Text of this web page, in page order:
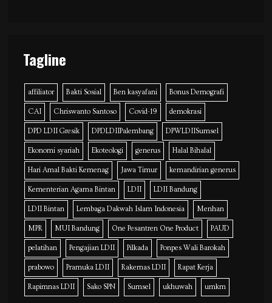
Tagline
affiliator Bakti Sosial Ben kasyafani Bonus Demografi
CAI Chriswanto Santoso Covid-19 demokrasi
DPD LDII Gresik DPDLDIIPalembang DPWLDIISumsel
Ekonomi syariah Ekoteologi generus Halal Bihalal
Hari Amal Bakti Kemenag Jawa Timur kemandirian generus
Kementerian Agama Bintan LDII LDII Bandung
LDII Bintan Lembaga Dakwah Islam Indonesia Menhan
MPR MUI Bandung One Pesantren One Product PAUD
pelatihan Pengajian LDII Pilkada Ponpes Wali Barokah
prabowo Pramuka LDII Rakernas LDII Rapat Kerja
Rapimnas LDII Sako SPN Sumsel ukhuwah umkm